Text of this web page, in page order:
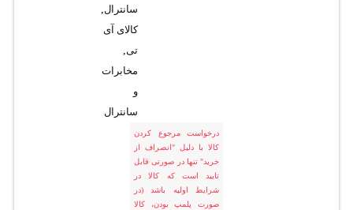
سانترال,
کالای آی
تی,
مخابرات
و
سانترال
درخواست مرجوع کردن
کالا با دلیل "انصراف از
خرید" تنها در صورتی قابل
تایید است که کالا در
شرایط اولیه باشد (در
صورت پلمپ بودن، کالا